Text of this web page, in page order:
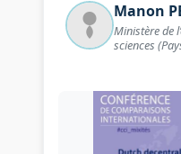
Manon
Ministère de
sciences